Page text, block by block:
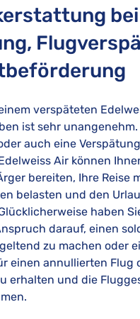
bei
verspäteten
ist sehr unangenehm.
auch eine
Air können
bereiten, Ihre Reise
belasten und den
haben
darauf, einen
zu machen oder
einen annullierten Flug
erhalten und die